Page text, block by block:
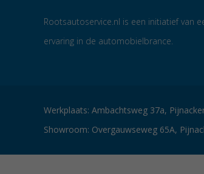
Rootsautoservice.nl is een initiatief van
ervaring in de automobielbrance.
Werkplaats: Ambachtsweg 37a,
Showroom: Overgauwseweg 65A,